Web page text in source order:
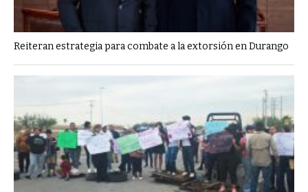
Reiteran estrategia para combate a la extorsión en Durango